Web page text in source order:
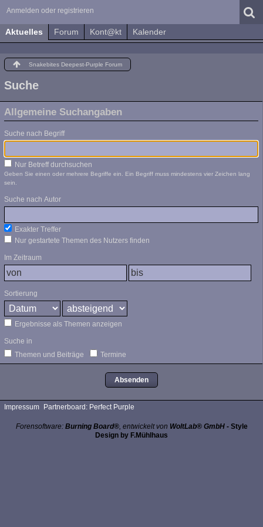
Anmelden oder registrieren
Aktuelles Forum Kont@kt Kalender
Snakebites Deepest-Purple Forum
Suche
Allgemeine Suchangaben
Suche nach Begriff
Nur Betreff durchsuchen
Geben Sie einen oder mehrere Begriffe ein. Ein Begriff muss mindestens vier Zeichen lang
sein.
Suche nach Autor
Exakter Treffer
Nur gestartete Themen des Nutzers finden
Im Zeitraum
Sortierung
Ergebnisse als Themen anzeigen
Suche in
Themen und Beiträge
Termine
Impressum Partnerboard: Perfect Purple
Forensoftware: Burning Board®, entwickelt von WoltLab® GmbH